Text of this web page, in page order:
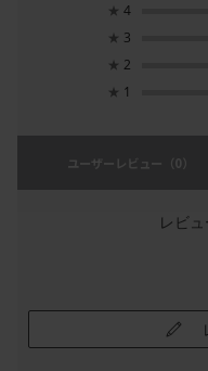
★ 4
★ 3
★ 2
★ 1
ユーザーレビュー （0）
レビュ